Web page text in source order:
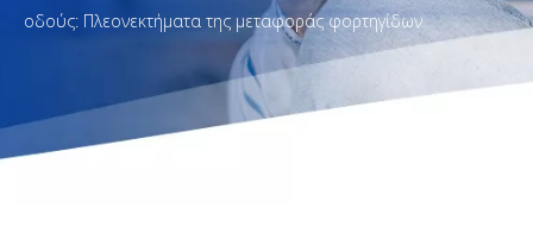
οδούς: Πλεονεκτήματα της μεταφοράς φορτηγίδων